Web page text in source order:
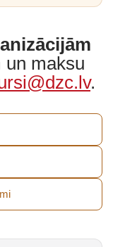
un maksu
.